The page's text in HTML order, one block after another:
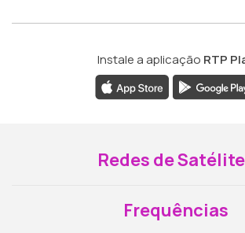
Instale a aplicação RTP
Redes de
Frequências